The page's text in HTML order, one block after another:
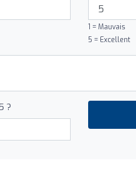
1 = Mauvais
5 = Excellent
?